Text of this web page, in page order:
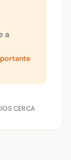
a
CERCA